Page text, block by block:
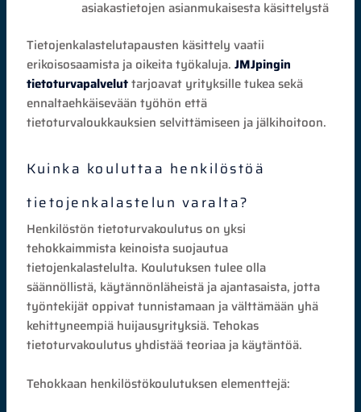
asiakastietojen asianmukaisesta käsittelystä
Tietojenkalastelutapausten käsittely vaatii
erikoisosaamista ja oikeita työkaluja.JMJpingin
tietoturvapalveluttarjoavat yrityksille tukea sekä
ennaltaehkäisevään työhön että
tietoturvaloukkauksien selvittämiseen ja jälkihoitoon.
Kuinka kouluttaa henkilöstöä
tietojenkalastelun varalta?
Henkilöstön tietoturvakoulutus on yksi
tehokkaimmista keinoista suojautua
tietojenkalastelulta. Koulutuksen tulee olla
säännöllistä, käytännönläheistä ja ajantasaista, jotta
työntekijät oppivat tunnistamaan ja välttämään yhä
kehittyneempiä huijausyrityksiä. Tehokas
tietoturvakoulutus yhdistää teoriaa ja käytäntöä.
Tehokkaan henkilöstökoulutuksen elementtejä: